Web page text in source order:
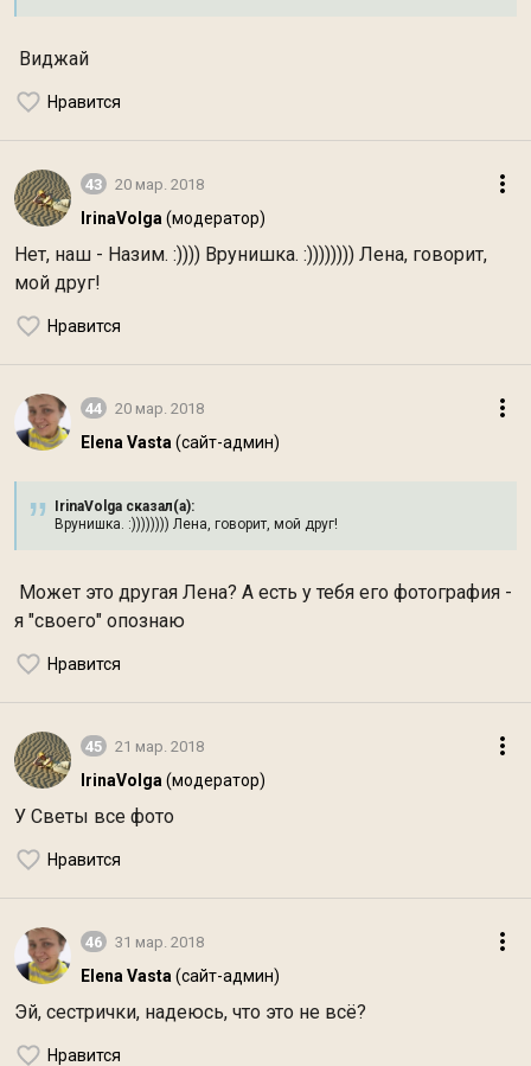
Виджай
Нравится
43 20 мар. 2018
IrinaVolga (модератор)
Нет, наш - Назим. :)))) Врунишка. :)))))))) Лена, говорит,
мой друг!
Нравится
44 20 мар. 2018
Elena Vasta (сайт-админ)
IrinaVolga сказал(а):
Врунишка. :)))))))) Лена, говорит, мой друг!
Может это другая Лена? А есть у тебя его фотография -
я "своего" опознаю
Нравится
45 21 мар. 2018
IrinaVolga (модератор)
У Светы все фото
Нравится
46 31 мар. 2018
Elena Vasta (сайт-админ)
Эй, сестрички, надеюсь, что это не всё?
Нравится